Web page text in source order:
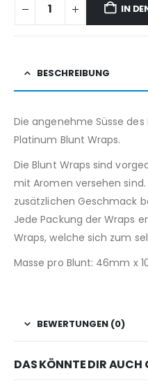
IN
BESCHREIBUNG
Die angenehme Süsse
Platinum Blunt Wraps.
Die Blunt Wraps sind
mit Aromen versehen
zusätzlichen Geschmack
Jede Packung der Wraps
Wraps, welche sich zum
Masse pro Blunt: 46mm x
BEWERTUNGEN (0)
DAS KÖNNTE DIR AUCH